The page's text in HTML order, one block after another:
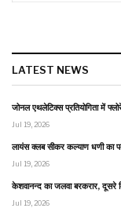
LATEST NEWS
जोनल एथलेटिक्स प्रतियोगिता में
Jul 19, 2026
लायंस क्लब सीकर कल्याण धणी का
Jul 19, 2026
केशवानन्द का जलवा बरकरार, दूसरे
Jul 19, 2026